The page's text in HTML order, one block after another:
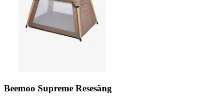
Beemoo Supreme Resesäng